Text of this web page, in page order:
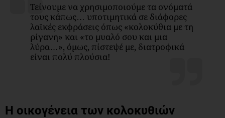
Τείνουμε να χρησιμοποιούμε τα ονόματά
τους κάπως… υποτιμητικά σε διάφορες
λαϊκές εκφράσεις όπως «κολοκύθια με τη
ρίγανη» και «το μυαλό σου και μια
λύρα…», όμως, πίστεψέ με, διατροφικά
είναι πολύ πλούσια!
Η οικογένεια των κολοκυθιών